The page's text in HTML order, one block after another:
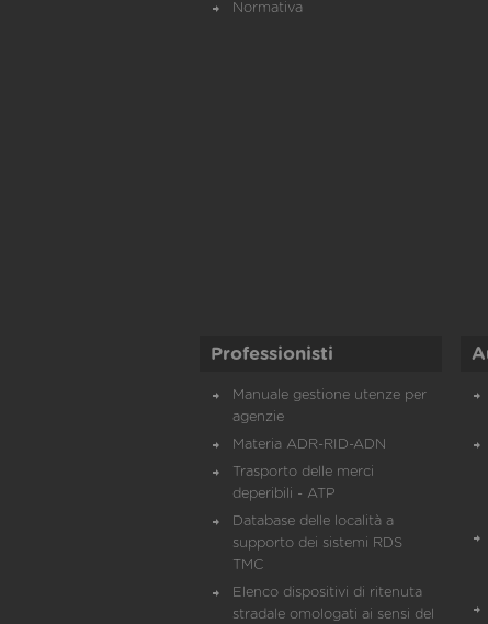
Normativa
Professionisti
Manuale gestione utenze per
agenzie
Materia ADR-RID-ADN
Trasporto delle merci
deperibili - ATP
Database delle località a
supporto dei sistemi RDS
TMC
Elenco dispositivi di ritenuta
stradale omologati ai sensi del